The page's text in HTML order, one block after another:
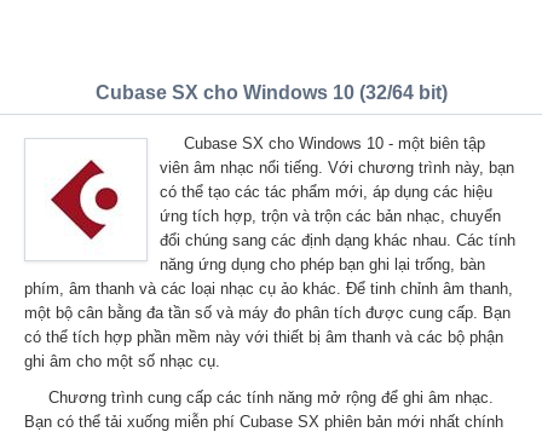
Cubase SX cho Windows 10 (32/64 bit)
Cubase SX cho Windows 10 - một biên tập
viên âm nhạc nổi tiếng. Với chương trình này, bạn
có thể tạo các tác phẩm mới, áp dụng các hiệu
ứng tích hợp, trộn và trộn các bản nhạc, chuyển
đổi chúng sang các định dạng khác nhau. Các tính
năng ứng dụng cho phép bạn ghi lại trống, bàn
phím, âm thanh và các loại nhạc cụ ảo khác. Để tinh chỉnh âm thanh,
một bộ cân bằng đa tần số và máy đo phân tích được cung cấp. Bạn
có thể tích hợp phần mềm này với thiết bị âm thanh và các bộ phận
ghi âm cho một số nhạc cụ.
Chương trình cung cấp các tính năng mở rộng để ghi âm nhạc.
Bạn có thể tải xuống miễn phí Cubase SX phiên bản mới nhất chính